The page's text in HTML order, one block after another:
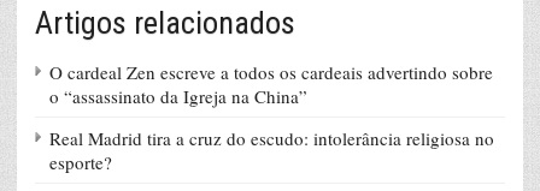
Artigos relacionados
O cardeal Zen escreve a todos os cardeais advertindo sobre
o “assassinato da Igreja na China”
Real Madrid tira a cruz do escudo: intolerância religiosa no
esporte?